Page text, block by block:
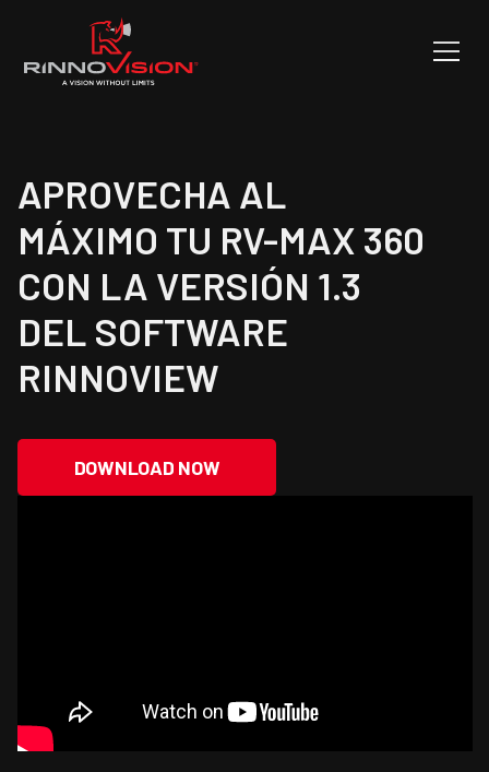
APROVECHA AL
MÁXIMO TU RV-MAX 360
CON LA VERSIÓN 1.3
DEL SOFTWARE
RINNOVIEW
DOWNLOAD NOW